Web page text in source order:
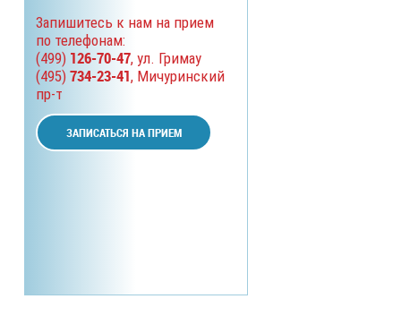
Запишитесь к нам на прием
по телефонам:
(499) 126-70-47, ул. Гримау
(495) 734-23-41, Мичуринский
пр-т
ЗАПИСАТЬСЯ НА ПРИЕМ